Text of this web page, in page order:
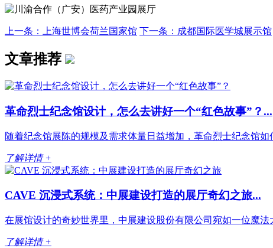
上一条：上海世博会荷兰国家馆 下一条：成都国际医学城展示馆
文章推荐
革命烈士纪念馆设计，怎么去讲好一个“红色故事”？...
随着纪念馆展陈的规模及需求体量日益增加，革命烈士纪念馆
了解详情 +
CAVE 沉浸式系统：中展建设打造的展厅奇幻之旅...
在展馆设计的奇妙世界里，中展建设股份有限公司宛如一位魔
了解详情 +